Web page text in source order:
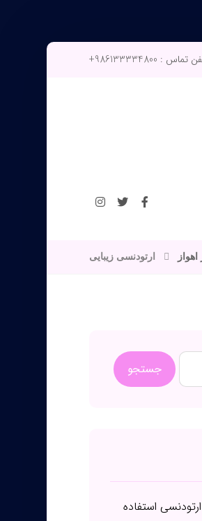
تماس : 986133334800+
ارتودنسی زیبایی
استفاده